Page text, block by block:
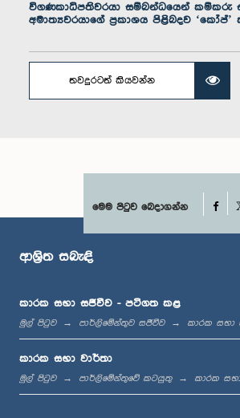
ගරු පාඨලී චම්පික රණවක මහතා,
සාමාජික
ගරු මහින්දානන්ද අලුත්ගමගේ
සාමාජික
විගණකාධිපතිවරයා සම්බන්ධයෙන් කම්කරු
අමාත්‍යවරයාගේ ප්‍රකාශය පිළිබදව ‘කෝප්’
තවදුරටත් කියවන්න
මෙම පිටුව බෙදාගන්න
ආශ්‍රිත සබැඳි
කාරක සභා සජීවීව - පටිගත කළ
මුල් පිටුව පාර්ලිමේන්තුව සජීවීව කාරක
කාරක සභා වාර්තා
මුල් පිටුව පාර්ලිමේන්තුවේ කටයුතු කාරක